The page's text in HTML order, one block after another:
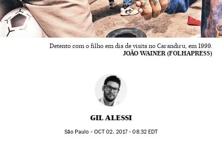
Detento com o filho em dia de visita no Carandiru, em 1999.
JOÃO WAINER (FOLHAPRESS)
GIL ALESSI
São Paulo - OCT02, 2017 - 08:32EDT